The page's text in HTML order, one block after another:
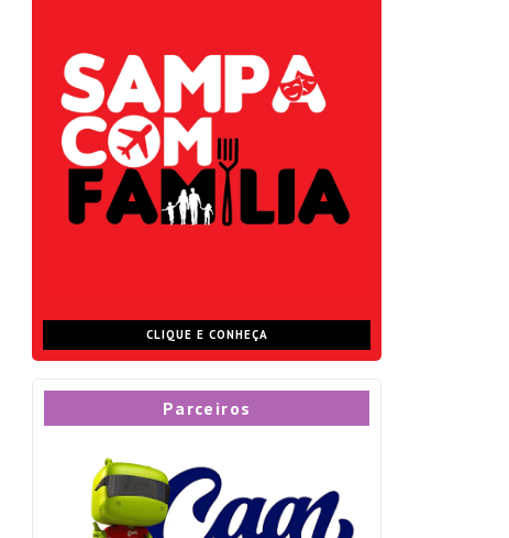
CLIQUE E CONHEÇA
Parceiros